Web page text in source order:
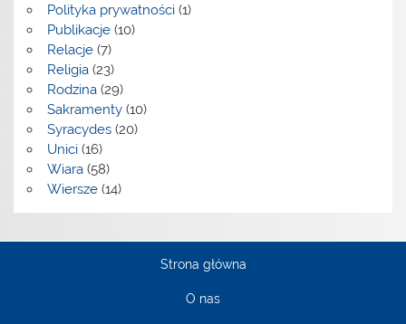
Polityka prywatności(1)
Publikacje(10)
Relacje(7)
Religia(23)
Rodzina(29)
Sakramenty(10)
Syracydes(20)
Unici(16)
Wiara(58)
Wiersze(14)
Strona główna
O nas